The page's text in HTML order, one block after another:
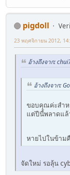
pigdoll
23 พฤศจิกายน 2012,
อ้างถึงจาก:
อ้างถึงจาก:
ขอบคุณค่ะสำ
แต่ปีนี้พลาดแล้
หายไปในข้าม
จัดใหม่ รอลุ้น